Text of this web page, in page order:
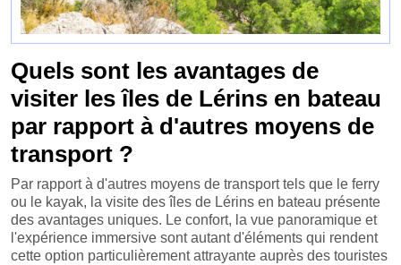
Quels sont les avantages de
visiter les îles de Lérins en bateau
par rapport à d'autres moyens de
transport ?
Par rapport à d'autres moyens de transport tels que le ferry
ou le kayak, la visite des îles de Lérins en bateau présente
des avantages uniques. Le confort, la vue panoramique et
l'expérience immersive sont autant d'éléments qui rendent
cette option particulièrement attrayante auprès des touristes